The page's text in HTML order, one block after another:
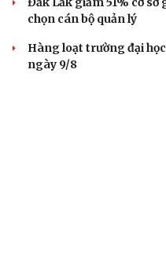
chọn cán bộ quản lý
Hàng loạt trường đại
ngày 9/8